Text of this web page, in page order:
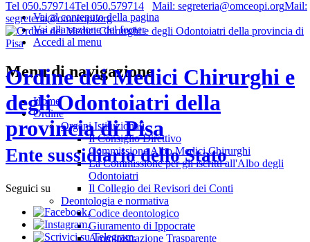
Vai al contenuto della pagina
Vai alla sezione del footer
Accedi al menu
Tel 050.579714Tel 050.579714 Mail: segreteria@omceopi.orgMail:
segreteria@omceopi.org
Ordine dei Medici Chirurghi e
degli Odontoiatri della
provincia di Pisa
Ente sussidiario dello Stato
Seguici su
.
.
.
Menu di navigazione
Home
Ordine
Organi Istituzionali
Il Consiglio Direttivo
Commissione Albo Medici Chirurghi
La Commissione per gli iscritti all'Albo degli
Odontoiatri
Il Collegio dei Revisori dei Conti
Deontologia e normativa
Codice deontologico
Giuramento di Ippocrate
Amministrazione Trasparente